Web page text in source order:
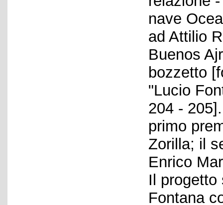
nave
ad Attilio
Buenos
bozzetto
"Lucio
204 -
primo
Zorilla; il
Enrico
Il progetto
Fontana